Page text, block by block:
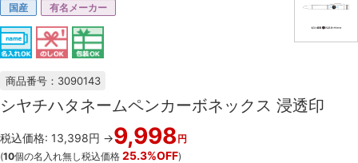
国産 有名メーカー
商品番号：3090143
シヤチハタネームペンカーボネックス 浸透印
税込価格: 13,398円 →9,998円
(10個の名入れ無し税込価格 25.3%OFF)